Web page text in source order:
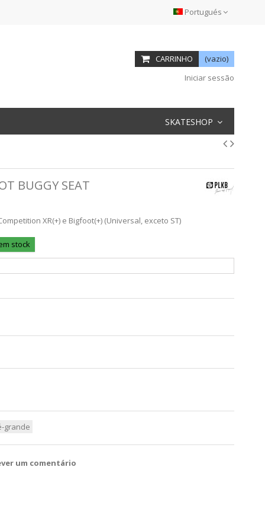
Portugués
CARRINHO
(vazio)
Iniciar sessão
SKATESHOP
BUGGY SEAT
XR(+) e Bigfoot(+) (Universal, exceto ST)
stock
grande
um comentário